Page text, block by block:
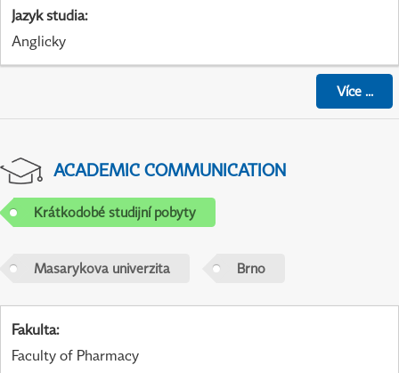
Jazyk studia:
Anglicky
Více...
ACADEMIC COMMUNICATION
Krátkodobé studijní pobyty
Masarykova univerzita Brno
Fakulta:
Faculty of Pharmacy